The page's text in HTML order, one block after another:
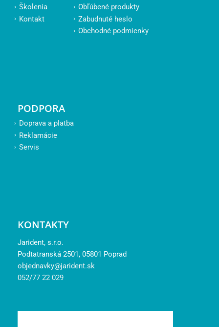
Školenia
Kontakt
Obľúbené produkty
Zabudnuté heslo
Obchodné podmienky
PODPORA
Doprava a platba
Reklamácie
Servis
KONTAKTY
Jarident, s.r.o.
Podtatranská 2501, 05801 Poprad
objednavky@jarident.sk
052/77 22 029